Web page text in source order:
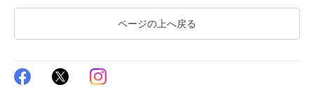
ページの上へ戻る